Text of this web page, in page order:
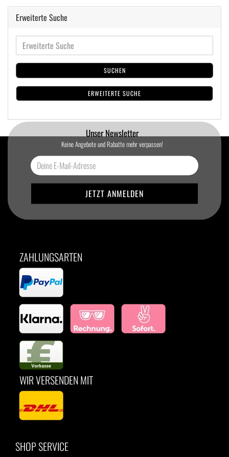
Erweiterte Suche
SUCHEN
ERWEITERTE SUCHE
Unser Newsletter
Keine Angebote und Rabatte mehr verpassen!
ZAHLUNGSARTEN
WIR VERSENDEN MIT
SHOP SERVICE